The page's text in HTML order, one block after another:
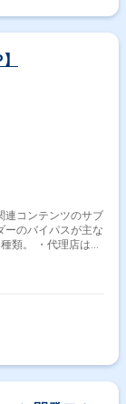
連コンテンツのサブ
ーのバイパスが主な
類。 ・代理店は
理画面ではサービ
ンジニア